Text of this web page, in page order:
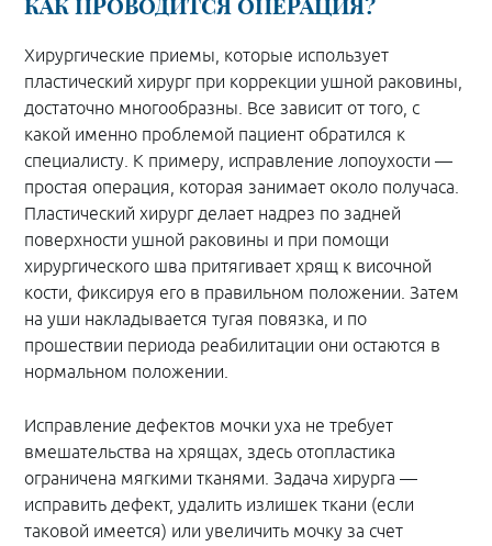
КАК ПРОВОДИТСЯ ОПЕРАЦИЯ?
Хирургические приемы, которые использует
пластический хирург при коррекции ушной раковины,
достаточно многообразны. Все зависит от того, с
какой именно проблемой пациент обратился к
специалисту. К примеру, исправление лопоухости —
простая операция, которая занимает около получаса.
Пластический хирург делает надрез по задней
поверхности ушной раковины и при помощи
хирургического шва притягивает хрящ к височной
кости, фиксируя его в правильном положении. Затем
на уши накладывается тугая повязка, и по
прошествии периода реабилитации они остаются в
нормальном положении.
Исправление дефектов мочки уха не требует
вмешательства на хрящах, здесь отопластика
ограничена мягкими тканями. Задача хирурга —
исправить дефект, удалить излишек ткани (если
таковой имеется) или увеличить мочку за счет